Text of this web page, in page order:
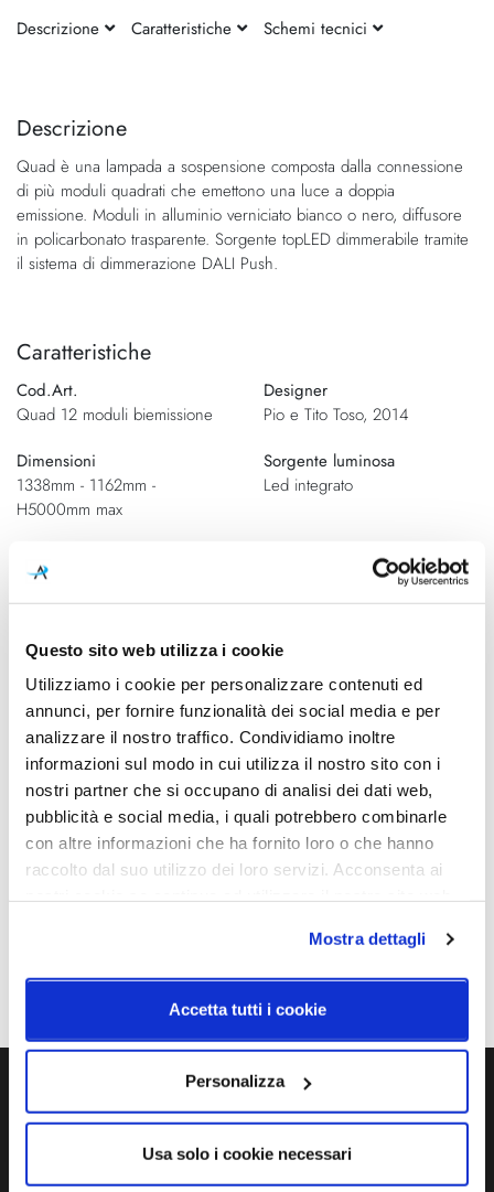
Questo sito web utilizza i cookie
Utilizziamo i cookie per personalizzare contenuti ed
annunci, per fornire funzionalità dei social media e per
analizzare il nostro traffico. Condividiamo inoltre
informazioni sul modo in cui utilizza il nostro sito con i
nostri partner che si occupano di analisi dei dati web,
pubblicità e social media, i quali potrebbero combinarle
con altre informazioni che ha fornito loro o che hanno
raccolto dal suo utilizzo dei loro servizi. Acconsenta ai
Mostra dettagli
Accetta tutti i cookie
Personalizza
Usa solo i cookie necessari
fine
galleria
di
immagini
della
di
immagini
Descrizione
Quad è una lampada a sospensione composta dalla connessione
di più moduli quadrati che emettono una luce a doppia
emissione. Moduli in alluminio verniciato bianco o nero, diffusore
in policarbonato trasparente. Sorgente topLED dimmerabile tramite
il sistema di dimmerazione DALI Push.
Caratteristiche
Cod.Art.
Quad 12 moduli biemissione
Designer
Pio e Tito Toso, 2014
Dimensioni
1338mm - 1162mm -
H5000mm max
Sorgente luminosa
Led integrato
90W - 3000K - 8741Lm -
CRI90
Classe energetica
A++
Schemi tecnici
Descrizione
Caratteristiche Schemi tecnici
Ti servono maggiori informazioni?
Contattaci via Chat, via telefono allo + 39 039 9909099 oppure